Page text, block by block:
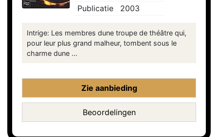
Publicatie
2003
Intrige: Les membres dune troupe de théâtre qui,
pour leur plus grand malheur, tombent sous le
charme dune ...
Zie aanbieding
Beoordelingen